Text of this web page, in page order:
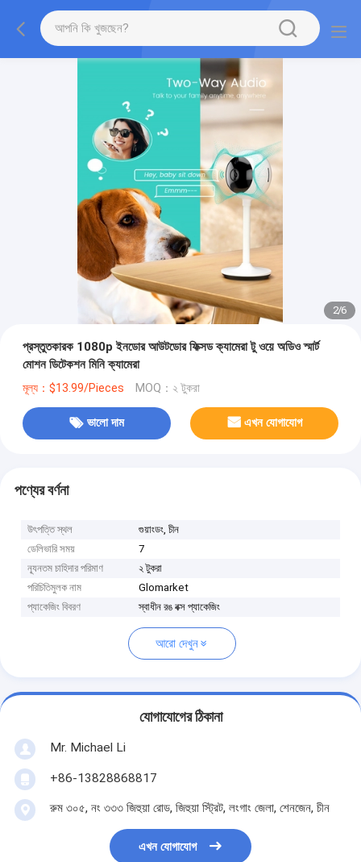
2/6
প্রস্তুতকারক 1080p ইনডোর আউটডোর ফিক্সড ক্যামেরা টু ওয়ে অডিও স্মার্ট
মোশন ডিটেকশন মিনি ক্যামেরা
মূল্য：$13.99/Pieces MOQ：২ টুকরা
ভালো দাম এখন যোগাযোগ
পণ্যের বর্ণনা
উৎপত্তি স্থল
গুয়াংডং, চীন
ডেলিভারি সময়
7
ন্যূনতম চাহিদার পরিমাণ
২ টুকরা
পরিচিতিমুলক নাম
Glomarket
প্যাকেজিং বিবরণ
স্বাধীন রঙ বক্স প্যাকেজিং
আরো দেখুন
যোগাযোগের ঠিকানা
Mr. Michael Li
+86-13828868817
রুম ৩০৫, নং ৩৩৩ জিহুয়া রোড, জিহুয়া স্ট্রিট, লংগাং জেলা, শেনজেন, চীন
এখন যোগাযোগ